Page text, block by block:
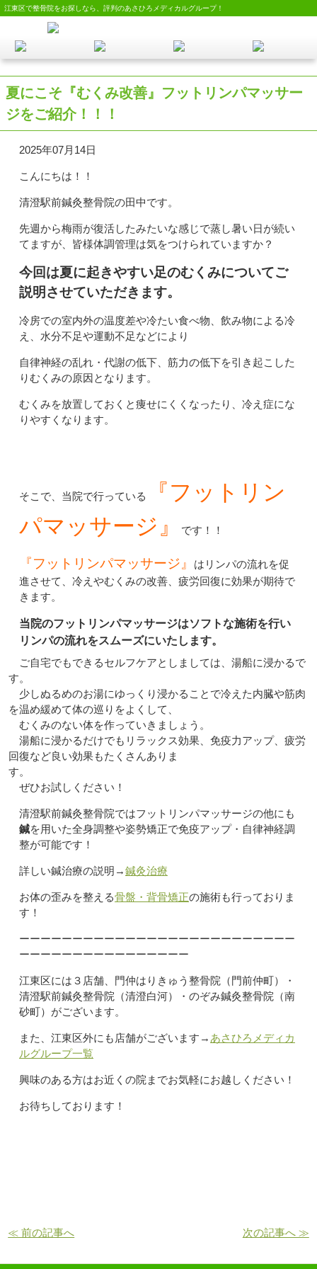
江東区で整骨院をお探しなら、評判のあさひろメディカルグループ！
夏にこそ『むくみ改善』フットリンパマッサー
ジをご紹介！！！
2025年07月14日
こんにちは！！
清澄駅前鍼灸整骨院の田中です。
先週から梅雨が復活したみたいな感じで蒸し暑い日が続い
てますが、皆様体調管理は気をつけられていますか？
今回は夏に起きやすい足のむくみについてご
説明させていただきます。
冷房での室内外の温度差や冷たい食べ物、飲み物による冷
え、水分不足や運動不足などにより
自律神経の乱れ・代謝の低下、筋力の低下を引き起こした
りむくみの原因となります。
むくみを放置しておくと痩せにくくなったり、冷え症にな
りやすくなります。
そこで、当院で行っている
『フットリン
パマッサージ』
です！！
『フットリンパマッサージ』
はリンパの流れを促
進させて、冷えやむくみの改善、疲労回復に効果が期待で
きます。
当院のフットリンパマッサージはソフトな施術を行い
リンパの流れをスムーズにいたします。
ご自宅でもできるセルフケアとしましては、湯船に浸かるで
す。
少しぬるめのお湯にゆっくり浸かることで冷えた内臓や筋肉
を温め緩めて体の巡りをよくして、
むくみのない体を作っていきましょう。
湯船に浸かるだけでもリラックス効果、免疫力アップ、疲労
回復など良い効果もたくさんありま
す。
ぜひお試しください！
清澄駅前鍼灸整骨院ではフットリンパマッサージの他にも
鍼を用いた全身調整や姿勢矯正で免疫アップ・自律神経調
整が可能です！
詳しい鍼治療の説明→鍼灸治療
お体の歪みを整える骨盤・背骨矯正の施術も行っておりま
す！
ーーーーーーーーーーーーーーーーーーーーーーーーーー
ーーーーーーーーーーーーーーーー
江東区には３店舗、門仲はりきゅう整骨院（門前仲町）・
清澄駅前鍼灸整骨院（清澄白河）・のぞみ鍼灸整骨院（南
砂町）がございます。
また、江東区外にも店舗がございます→ あさひろメディカ
ルグループ一覧
興味のある方はお近くの院までお気軽にお越しください！
お待ちしております！
≪ 前の記事へ 次の記事へ ≫